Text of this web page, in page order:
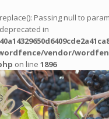
Passing null to
in
vendor/
on line 1896